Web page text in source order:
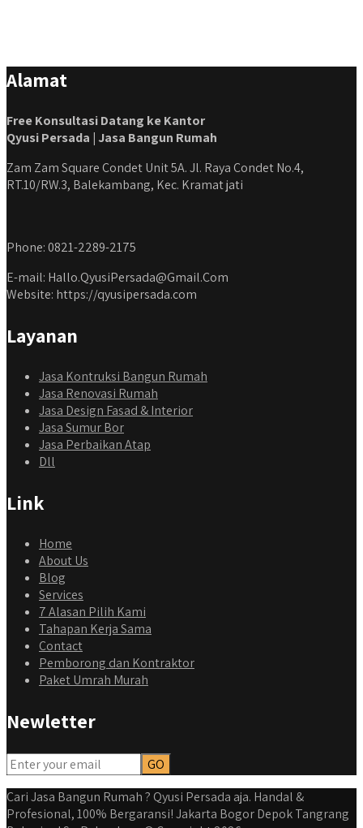
#jasabangunrumahjabodetabek #qyusipersada
qyusipersada
Dalah satu hasil karya Qyusi persada, merenovasi rumah
gimana ya hasilnya...
Alamat
Free Konsultasi Datang ke Kantor
Qyusi Persada | Jasa Bangun Rumah
Zam Zam Square Condet Unit 5A. Jl. Raya Condet No.4,
RT.10/RW.3, Balekambang, Kec. Kramat jati
Phone: 0821-2289-2175
E-mail: Hallo.QyusiPersada@Gmail.Com
Website: https://qyusipersada.com
Layanan
Jasa Kontruksi Bangun Rumah
Jasa Renovasi Rumah
Jasa Design Fasad & Interior
Jasa Sumur Bor
Jasa Perbaikan Atap
Dll
Link
Home
About Us
Blog
Services
7 Alasan Pilih Kami
Tahapan Kerja Sama
Contact
Pemborong dan Kontraktor
Paket Umrah Murah
Newletter
Cari Jasa Bangun Rumah ? Qyusi Persada aja. Handal &
Profesional, 100% Bergaransi! Jakarta Bogor Depok Tangrang